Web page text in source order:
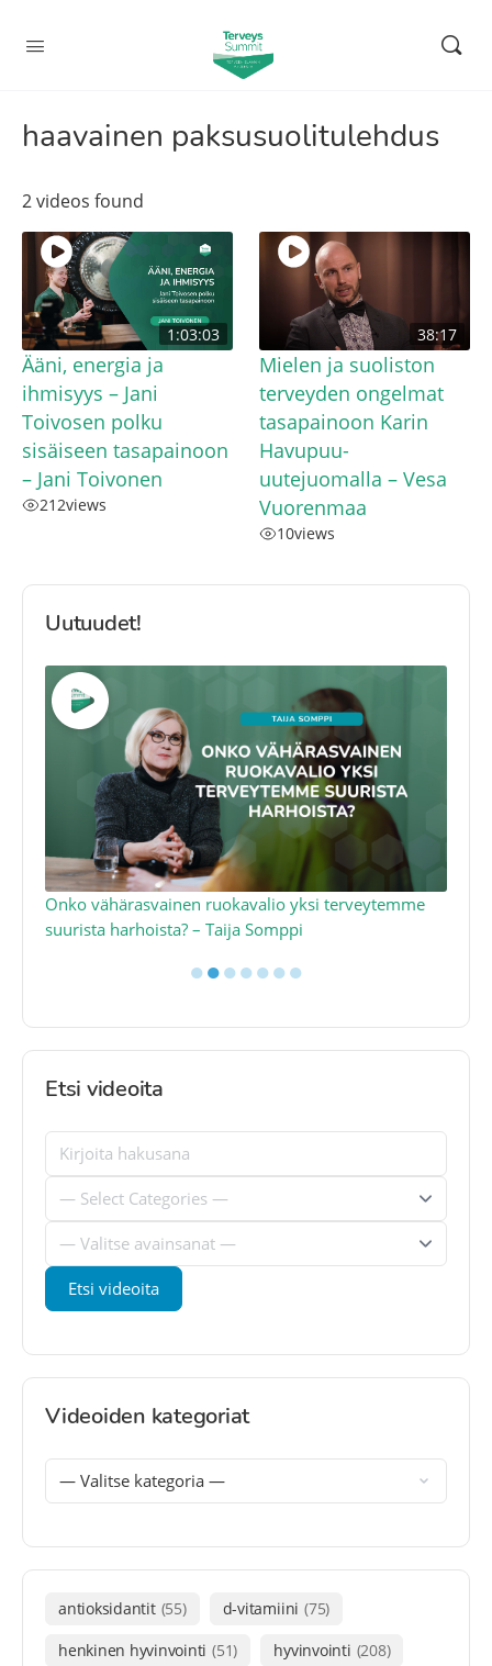
haavainen paksusuolitulehdus
2 videos found
1:03:03
Ääni, energia ja
ihmisyys – Jani
Toivosen polku
sisäiseen tasapainoon
– Jani Toivonen
212views
38:17
Mielen ja suoliston
terveyden ongelmat
tasapainoon Karin
Havupuu-
uutejuomalla – Vesa
Vuorenmaa
10views
Uutuudet!
Onko vähärasvainen ruokavalio yksi terveytemme
suurista harhoista? – Taija Somppi
●●●●●●●
Etsi videoita
Videoiden kategoriat
antioksidantit (55) d-vitamiini (75)
henkinen hyvinvointi (51) hyvinvointi (208)